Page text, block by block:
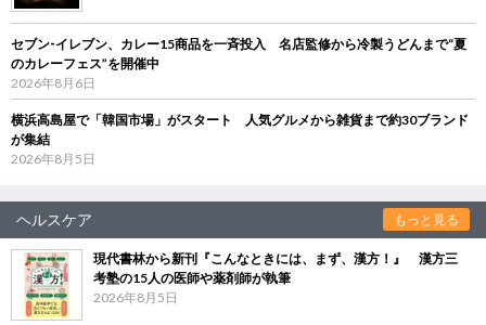
セブン‐イレブン、カレー15商品を一斉投入 名店監修から冷製うどんまで“夏
のカレーフェス”を開催中
2026年8月6日
横浜高島屋で「韓国市場」がスタート 人気グルメから雑貨まで約30ブランド
が集結
2026年8月5日
ヘルスケア もっと見る
現代書林から新刊『こんなときには、まず、漢方！』 漢方三
考塾の15人の医師や薬剤師が執筆
2026年8月5日